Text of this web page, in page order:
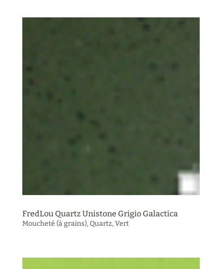
FredLou Quartz Unistone Grigio Galactica
Moucheté (à grains),Quartz,Vert